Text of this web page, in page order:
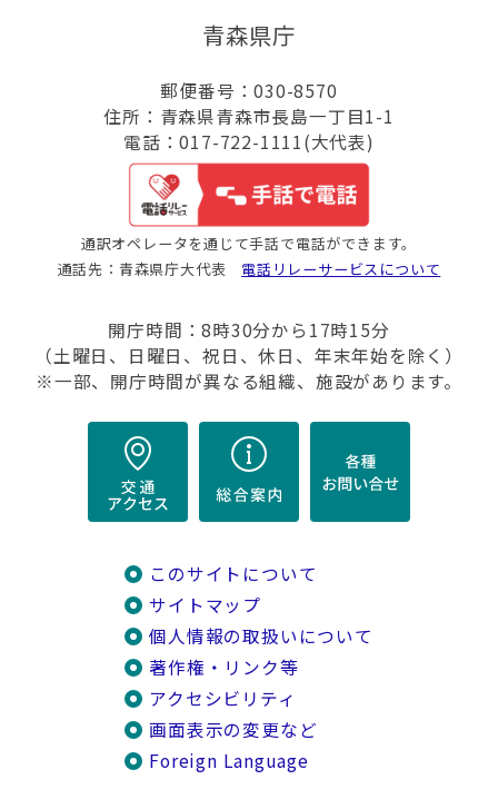
青森県庁
郵便番号：030-8570
住所：青森県青森市長島一丁目1-1
電話：017-722-1111(大代表)
通訳オペレータを通じて手話で電話ができます。
通話先：青森県庁大代表 電話リレーサービスについて
開庁時間：8時30分から17時15分
（土曜日、日曜日、祝日、休日、年末年始を除く）
※一部、開庁時間が異なる組織、施設があります。
このサイトについて
サイトマップ
個人情報の取扱いについて
著作権・リンク等
アクセシビリティ
画面表示の変更など
Foreign Language